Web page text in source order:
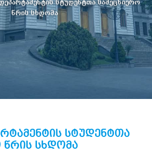
სტუდენტთა სამეცნიერო
წრის სხდომა
სტუდენტთა
წრის სხდომა